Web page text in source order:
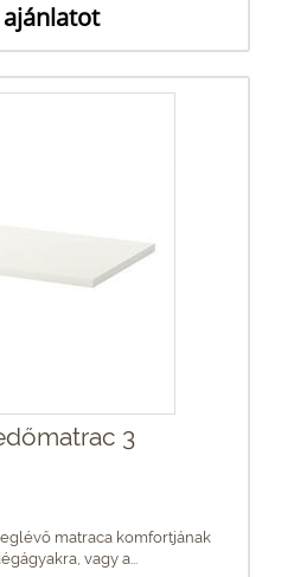
ajánlatot
3
matraca komfortjának
vagy a...